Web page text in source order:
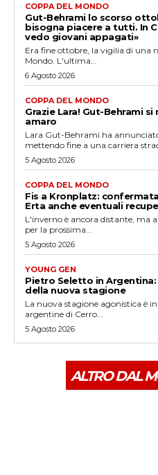
COPPA DEL MONDO
Gut-Behrami lo scorso
bisogna piacere a tutti. In
vedo giovani appagati»
Era fine ottobre, la vigilia di una
Mondo. L'ultima...
6 Agosto 2026
COPPA DEL MONDO
Grazie Lara! Gut-Behrami
amaro
Lara Gut-Behrami ha
mettendo fine a una carriera
5 Agosto 2026
COPPA DEL MONDO
Fis a Kronplatz:
Erta anche eventuali
L'inverno è ancora distante, ma
per la prossima...
5 Agosto 2026
YOUNG GEN
Pietro Seletto in
della nuova stagione
La nuova stagione agonistica è
argentine di Cerro...
5 Agosto 2026
ALTRO DAL